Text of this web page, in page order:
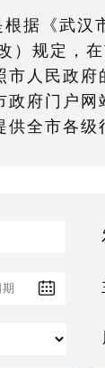
据《武
）规定，
人民政
府门户
全市各